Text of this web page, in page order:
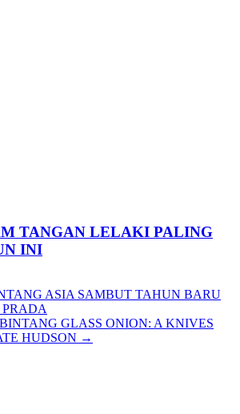
TANGAN LELAKI PALING
INI
ASIA SAMBUT TAHUN BARU
GLASS ONION: A KNIVES
HUDSON →